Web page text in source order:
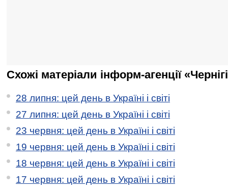
Схожі матеріали інформ-агенції
28 липня: цей день в Україні і світі
27 липня: цей день в Україні і світі
23 червня: цей день в Україні і світі
19 червня: цей день в Україні і світі
18 червня: цей день в Україні і світі
17 червня: цей день в Україні і світі